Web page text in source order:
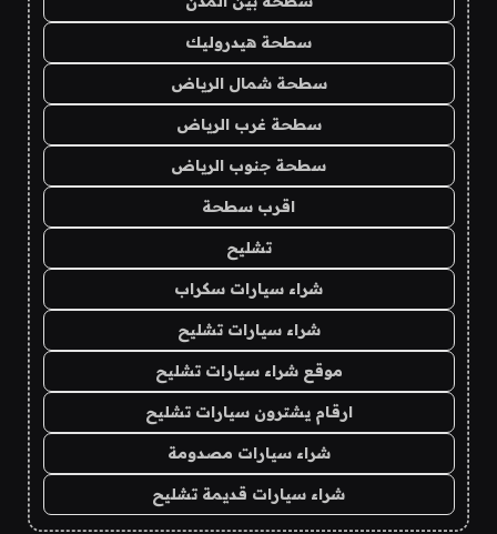
سطحة هيدروليك
سطحة شمال الرياض
سطحة غرب الرياض
سطحة جنوب الرياض
اقرب سطحة
تشليح
شراء سيارات سكراب
شراء سيارات تشليح
موقع شراء سيارات تشليح
ارقام يشترون سيارات تشليح
شراء سيارات مصدومة
شراء سيارات قديمة تشليح